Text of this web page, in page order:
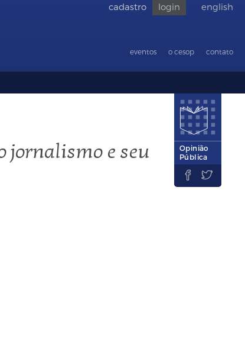
eventos o cesop contato
cadastro login english
jornalismo e seu
Opinião
Pública
 